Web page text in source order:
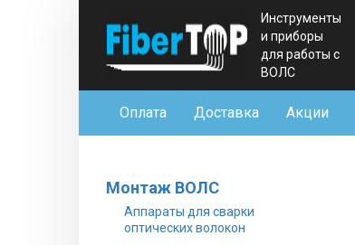
Инструменты
и приборы
для работы с
ВОЛС
Оплата Доставка Акции
Монтаж ВОЛС
Аппараты для сварки
оптических волокон